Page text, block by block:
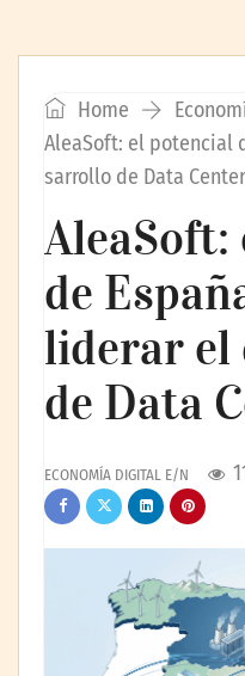
Home
AleaSoft: el potencial
sarrollo de Data
de
liderar el
de Data
ECONOMÍA DIGITAL E/N